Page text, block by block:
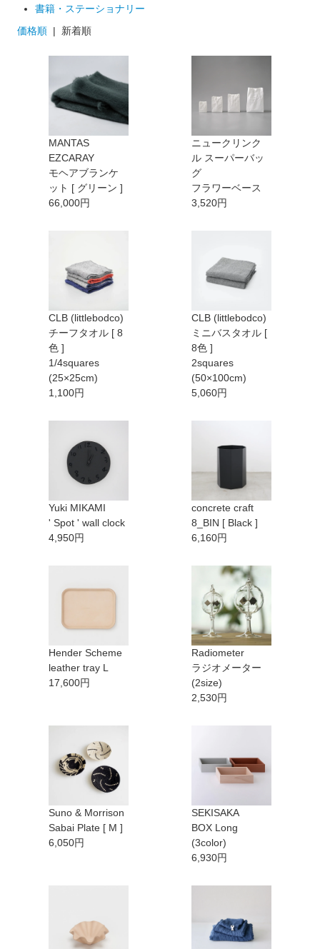
書籍・ステーショナリー
価格順 | 新着順
MANTAS
EZCARAY
モヘアブランケ
ット [ グリーン ]
66,000円
ニュークリンク
ル スーパーバッ
グ
フラワーベース
3,520円
CLB (littlebodco)
チーフタオル [ 8
色 ]
1/4squares
(25×25cm)
1,100円
CLB (littlebodco)
ミニバスタオル [
8色 ]
2squares
(50×100cm)
5,060円
Yuki MIKAMI
' Spot ' wall clock
4,950円
concrete craft
8_BIN [ Black ]
6,160円
Hender Scheme
leather tray L
17,600円
Radiometer
ラジオメーター
(2size)
2,530円
Suno & Morrison
Sabai Plate [ M ]
6,050円
SEKISAKA
BOX Long
(3color)
6,930円